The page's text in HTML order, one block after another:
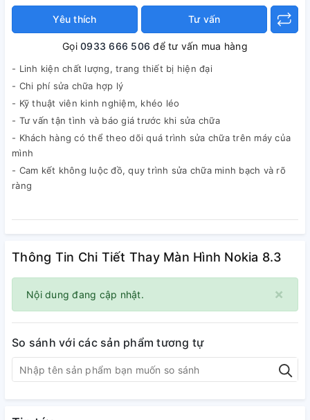
Yêu thích Tư vấn
Gọi0933 666 506 để tư vấn mua hàng
- Linh kiện chất lượng, trang thiết bị hiện đại
- Chi phí sửa chữa hợp lý
- Kỹ thuật viên kinh nghiệm, khéo léo
- Tư vấn tận tình và báo giá trước khi sửa chữa
- Khách hàng có thể theo dõi quá trình sửa chữa trên máy của
mình
- Cam kết không luộc đồ, quy trình sửa chữa minh bạch và rõ
ràng
Thông Tin Chi Tiết Thay Màn Hình Nokia 8.3
×
Nội dung đang cập nhật.
So sánh với các sản phẩm tương tự